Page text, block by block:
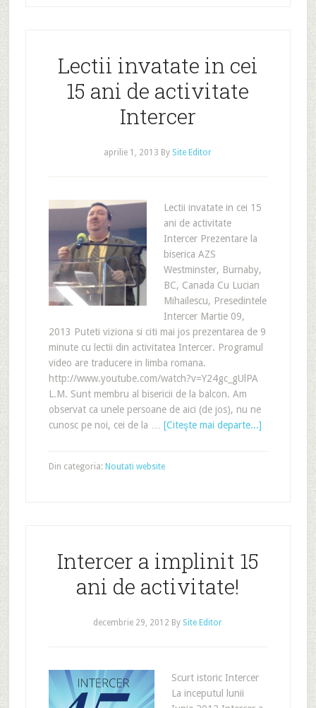
Lectii invatate in cei
15 ani de activitate
Intercer
aprilie 1, 2013 By Site Editor
Lectii invatate in cei 15
ani de activitate
Intercer Prezentare la
biserica AZS
Westminster, Burnaby,
BC, Canada Cu Lucian
Mihailescu, Presedintele
Intercer Martie 09,
2013 Puteti viziona si citi mai jos prezentarea de 9
minute cu lectii din activitatea Intercer. Programul
video are traducere in limba romana.
http://www.youtube.com/watch?v=Y24gc_gUlPA
L.M. Sunt membru al bisericii de la balcon. Am
observat ca unele persoane de aici (de jos), nu ne
cunosc pe noi, cei de la … [Citeşte mai departe...]
Din categoria: Noutati website
Intercer a implinit 15
ani de activitate!
decembrie 29, 2012 By Site Editor
Scurt istoric Intercer
La inceputul lunii